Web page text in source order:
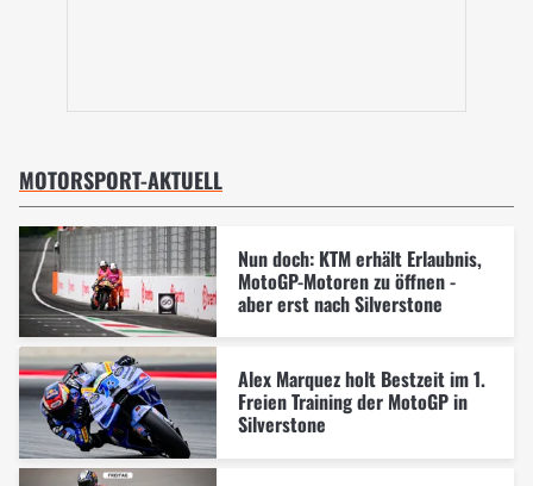
MOTORSPORT-AKTUELL
Nun doch: KTM erhält Erlaubnis,
MotoGP-Motoren zu öffnen -
aber erst nach Silverstone
Alex Marquez holt Bestzeit im 1.
Freien Training der MotoGP in
Silverstone